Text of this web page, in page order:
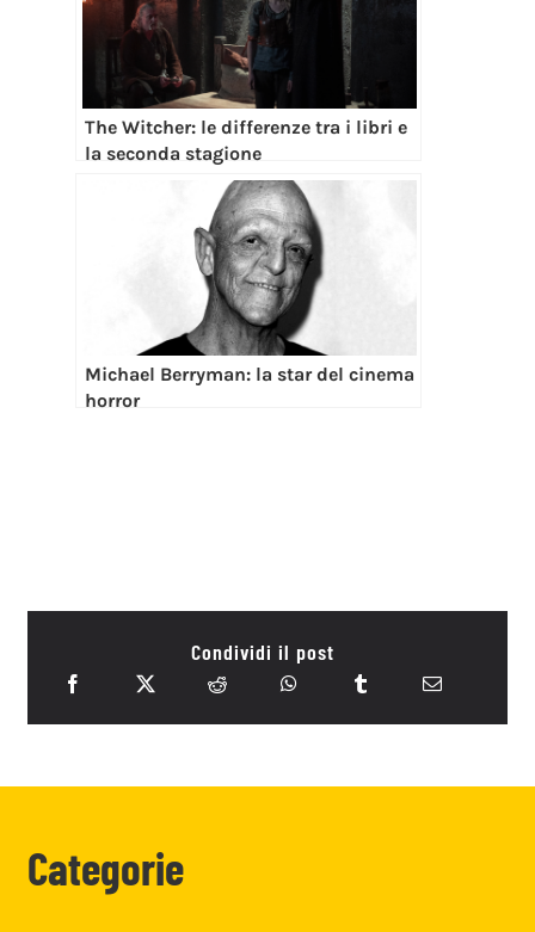
The Witcher: le differenze tra i libri e
la seconda stagione
Michael Berryman: la star del cinema
horror
Condividi il post
Categorie